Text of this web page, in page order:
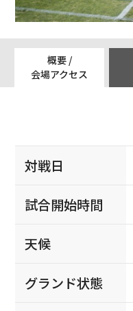
概要 /
会場アクセス
対戦日
試合開始時間
天候
グランド状態